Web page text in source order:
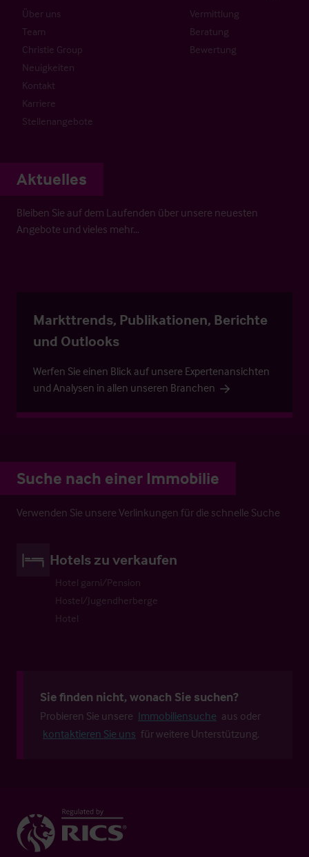
Über uns
Team
Christie Group
Neuigkeiten
Kontakt
Karriere
Stellenangebote
Vermittlung
Beratung
Bewertung
Aktuelles
Bleiben Sie auf dem Laufenden über unsere neuesten
Angebote und vieles mehr…
Markttrends, Publikationen, Berichte
und Outlooks
Werfen Sie einen Blick auf unsere Expertenansichten
und Analysen in allen unseren Branchen
Suche nach einer Immobilie
Verwenden Sie unsere Verlinkungen für die schnelle Suche
Hotels zu verkaufen
Hotel garni/Pension
Hostel/Jugendherberge
Hotel
Sie finden nicht, wonach Sie suchen?
Probieren Sie unsere Immobiliensuche aus oder
kontaktieren Sie uns für weitere Unterstützung.